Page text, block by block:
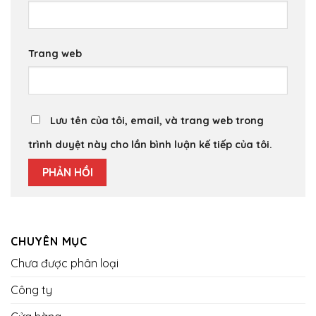
Trang web
Lưu tên của tôi, email, và trang web trong
trình duyệt này cho lần bình luận kế tiếp của tôi.
CHUYÊN MỤC
Chưa được phân loại
Công ty